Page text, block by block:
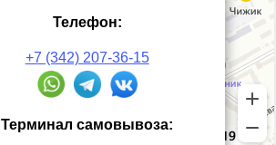
Телефон:
+7 (342) 207-36-15
Терминал самовывоза: